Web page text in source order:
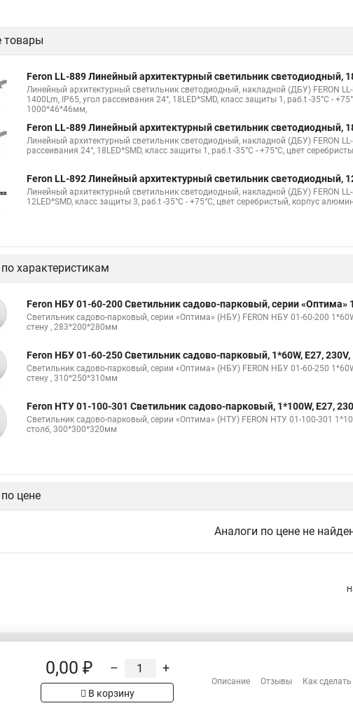
товары
Feron LL-889 Линейный архитектурный светильник светодиодный,
Линейный архитектурный светильник светодиодный, накладной (ДБУ) FERON
1400Lm, IP65, угол рассеивания 24°, 18LED*SMD, класс защиты 1, раб.t -35°C -
1000*46*46мм,
Feron LL-889 Линейный архитектурный светильник светодиодный,
Линейный архитектурный светильник светодиодный, накладной (ДБУ) FERON LL-
рассеивания 24°, 18LED*SMD, класс защиты 1, раб.t -35°C - +75°C, цвет
Feron LL-892 Линейный архитектурный светильник светодиодный,
Линейный архитектурный светильник светодиодный, накладной (ДБУ) FERON LL-
12LED*SMD, класс защиты 3, раб.t -35°C - +75°C, цвет серебристый, корпус
характеристикам
Feron НБУ 01-60-200 Светильник садово-парковый, серии «Оптима»
Светильник садово-парковый, серии «Оптима» (НБУ) FERON НБУ 01-60-200
стену , 283*200*280мм
Feron НБУ 01-60-250 Светильник садово-парковый, 1*60W, E27, 230V,
Светильник садово-парковый, серии «Оптима» (НБУ) FERON НБУ 01-60-250
стену , 310*250*310мм
Feron НТУ 01-100-301 Светильник садово-парковый, 1*100W, E27,
Светильник садово-парковый, серии «Оптима» (НТУ) FERON НТУ 01-100-301
столб, 300*300*320мм
цене
Аналоги по цене не
о товарах на сайте имеет
Сотрудничество
0,00 ₽ – +
В корзину
Описание Отзывы Как сделать